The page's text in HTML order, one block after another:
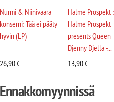
Nurmi & Niinivaara
konserni: Tää ei pääty
hyvin (LP)
26,90€
Halme Prospekt :
Halme Prospekt
presents Queen
Djenny Djella -...
13,90€
Ennakkomyynnissä